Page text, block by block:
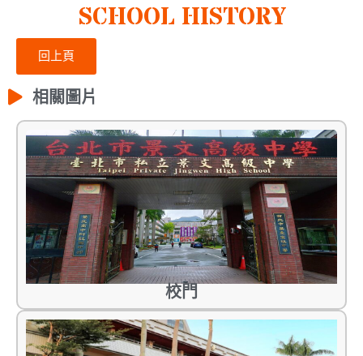
SCHOOL HISTORY
回上頁
相關圖片
校門